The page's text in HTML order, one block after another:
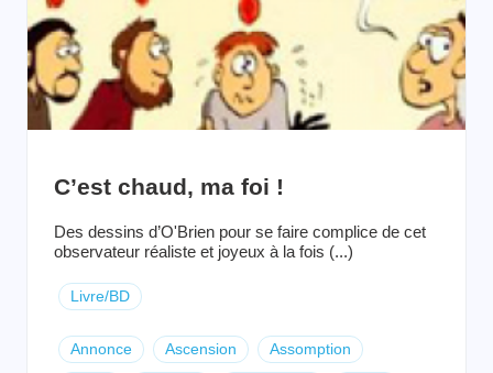
C’est chaud, ma foi !
Des dessins d’O'Brien pour se faire complice de cet
observateur réaliste et joyeux à la fois (...)
Livre/BD
Annonce Ascension Assomption